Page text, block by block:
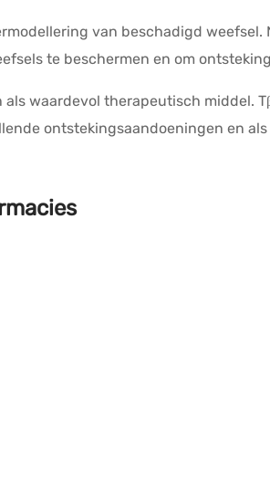
van beschadigd
te beschermen en om
waardevol therapeutisch middel.
ontstekingsaandoeningen en